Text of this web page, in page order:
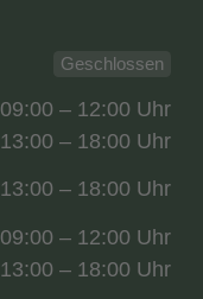
Geschlossen
09:00 – 12:00 Uhr
13:00 – 18:00 Uhr
13:00 – 18:00 Uhr
09:00 – 12:00 Uhr
13:00 – 18:00 Uhr